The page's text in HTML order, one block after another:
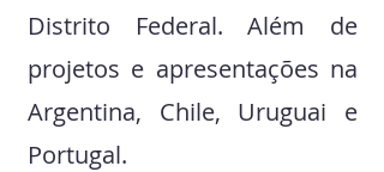
Distrito Federal. Além de
projetos e apresentações na
Argentina, Chile, Uruguai e
Portugal.